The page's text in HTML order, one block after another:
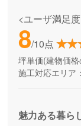
<ユーザ満足
8/10点
坪単価(建物価格
施工対応エリア：
魅力ある暮ら